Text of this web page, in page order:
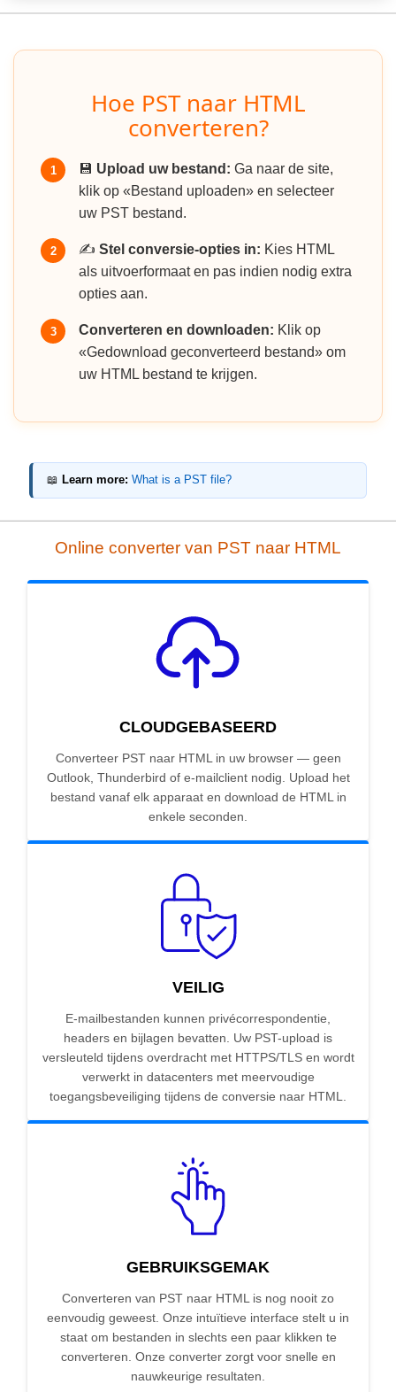
Hoe PST naar HTML
converteren?
1 💾 Upload uw bestand: Ga naar de site,
klik op «Bestand uploaden» en selecteer
uw PST bestand.
2 ✍️ Stel conversie-opties in: Kies HTML
als uitvoerformaat en pas indien nodig extra
opties aan.
3 Converteren en downloaden: Klik op
«Gedownload geconverteerd bestand» om
uw HTML bestand te krijgen.
📖 Learn more: What is a PST file?
Online converter van PST naar HTML
CLOUDGEBASEERD
Converteer PST naar HTML in uw browser — geen
Outlook, Thunderbird of e-mailclient nodig. Upload het
bestand vanaf elk apparaat en download de HTML in
enkele seconden.
VEILIG
E-mailbestanden kunnen privécorrespondentie,
headers en bijlagen bevatten. Uw PST-upload is
versleuteld tijdens overdracht met HTTPS/TLS en wordt
verwerkt in datacenters met meervoudige
toegangsbeveiliging tijdens de conversie naar HTML.
GEBRUIKSGEMAK
Converteren van PST naar HTML is nog nooit zo
eenvoudig geweest. Onze intuïtieve interface stelt u in
staat om bestanden in slechts een paar klikken te
converteren. Onze converter zorgt voor snelle en
nauwkeurige resultaten.